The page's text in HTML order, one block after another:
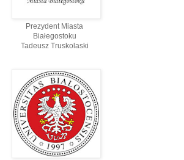
Prezydent Miasta
Białegostoku
Tadeusz Truskolaski